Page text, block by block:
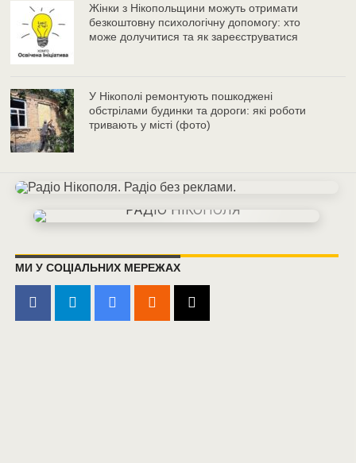
Жінки з Нікопольщини можуть отримати
безкоштовну психологічну допомогу: хто
може долучитися та як зареєструватися
У Нікополі ремонтують пошкоджені
обстрілами будинки та дороги: які роботи
тривають у місті (фото)
МИ У СОЦІАЛЬНИХ МЕРЕЖАХ